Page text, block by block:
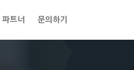
파트너 문의하기